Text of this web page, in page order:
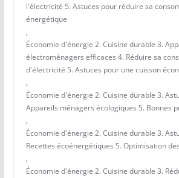
l'électricité 5. Astuces pour réduire sa
énergétique
,
Économie d'énergie 2. Cuisine durable 3.
électroménagers efficaces 4. Réduire sa
d'électricité 5. Astuces pour une cuisson
,
Économie d'énergie 2. Cuisine durable 3.
Appareils ménagers écologiques 5. Bonnes
,
Économie d'énergie 2. Cuisine durable 3.
Recettes écoénergétiques 5. Optimisation
,
Économie d'énergie 2. Cuisine durable 3.